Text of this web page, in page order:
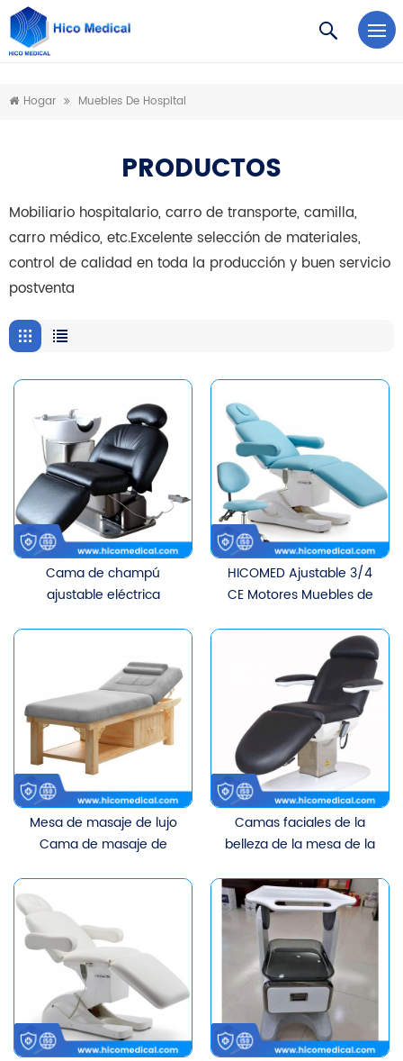
https://www.microsoft.com/en-us/microsoft-teams/log-in
Hogar Muebles De Hospital
PRODUCTOS
Mobiliario hospitalario, carro de transporte, camilla,
carro médico, etc.Excelente selección de materiales,
control de calidad en toda la producción y buen servicio
postventa
Cama de champú
ajustable eléctrica
masaje de belleza, silla de
champú para salón de
belleza
HICOMED Ajustable 3/4
CE Motores Muebles de
de belleza Cama de
terapia facial cosmética
Cama de masaje con
función de calefacción
Mesa de masaje de lujo
Cama de masaje de
Camas faciales de la
belleza de la mesa de la
cosmético eléctrico